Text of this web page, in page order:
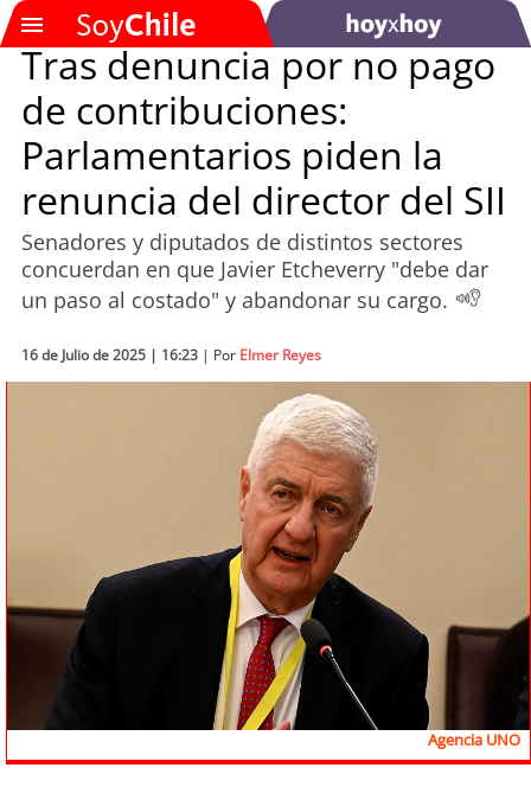
SOYTV
Podcast
Actualidad
Entretención
Economía
soychile
soy
iquique
Tras denuncia por no pago
de contribuciones:
Parlamentarios piden la
renuncia del director del SII
Senadores y diputados de distintos sectores
concuerdan en que Javier Etcheverry "debe dar
un paso al costado" y abandonar su cargo.
16 de Julio de 2025 | 16:23 | Por Elmer Reyes
Agencia UNO